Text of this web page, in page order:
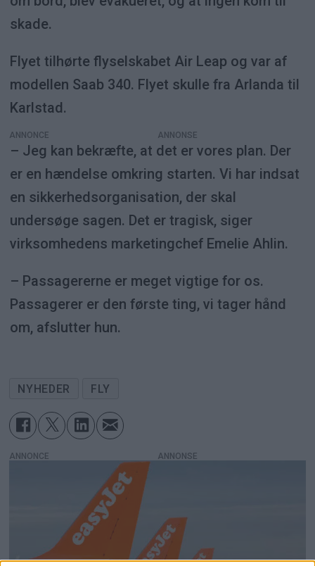
skade.
Flyet tilhørte flyselskabet Air Leap og var af
modellen Saab 340. Flyet skulle fra Arlanda til
Karlstad.
ANNONCE
– Jeg kan bekræfte, at det er vores plan. Der
er en hændelse omkring starten. Vi har indsat
en sikkerhedsorganisation, der skal
undersøge sagen. Det er tragisk, siger
virksomhedens marketingchef Emelie Ahlin.
– Passagererne er meget vigtige for os.
Passagerer er den første ting, vi tager hånd
om, afslutter hun.
NYHEDER FLY
ANNONCE